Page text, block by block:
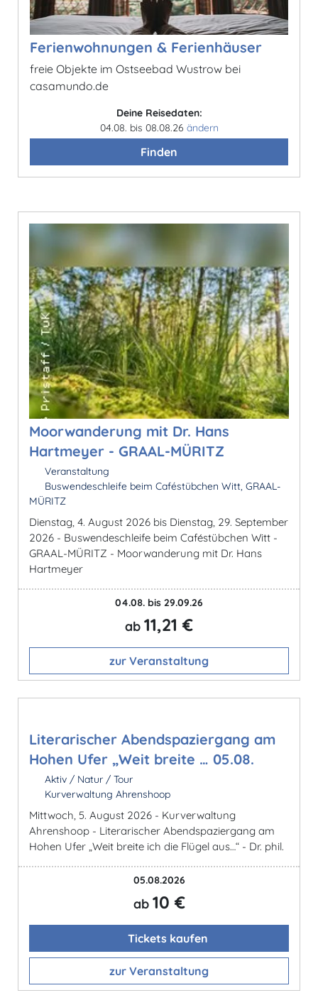
Ferienwohnungen & Ferienhäuser
freie Objekte im Ostseebad Wustrow bei
casamundo.de
Deine Reisedaten:
04.08. bis 08.08.26 ändern
Finden
Moorwanderung mit Dr. Hans
Hartmeyer - GRAAL-MÜRITZ
Veranstaltung
Buswendeschleife beim Caféstübchen Witt, GRAAL-
MÜRITZ
Dienstag, 4. August 2026 bis Dienstag, 29. September
2026 - Buswendeschleife beim Caféstübchen Witt -
GRAAL-MÜRITZ - Moorwanderung mit Dr. Hans
Hartmeyer
04.08. bis 29.09.26
ab 11,21 €
zur Veranstaltung
Literarischer Abendspaziergang am
Hohen Ufer „Weit breite … 05.08.
Aktiv / Natur / Tour
Kurverwaltung Ahrenshoop
Mittwoch, 5. August 2026 - Kurverwaltung
Ahrenshoop - Literarischer Abendspaziergang am
Hohen Ufer „Weit breite ich die Flügel aus…“ - Dr. phil.
05.08.2026
ab 10 €
Tickets kaufen
zur Veranstaltung